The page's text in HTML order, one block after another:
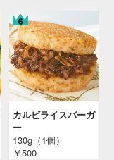
カルビライスバーガ
ー
130g（1個）
￥500